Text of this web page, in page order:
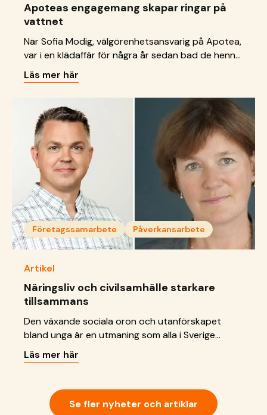
Apoteas engagemang skapar ringar på
vattnet
När Sofia Modig, välgörenhetsansvarig på Apotea,
var i en klädaffär för några år sedan bad de henne
avrunda upp köpet till förmån för en
insamlingsorganisation. Då bestämde hon sig för
att detta också måste gå att göra i en näthandel.
Läs mer här
Företagssamarbete Påverkansarbete
Artikel
Näringsliv och civilsamhälle starkare
tillsammans
Den växande sociala oron och utanförskapet
bland unga är en utmaning som alla i Sverige
måste ta på allvar. Det är hög tid för näringslivet
och civilsamhället att inse att gemensamma
är avgörande för allas vår långsiktiga framgång,
skriver Lars Brånn, affärsområdeschef Resiliens,
Läs mer här
Se fler nyheter och artiklar